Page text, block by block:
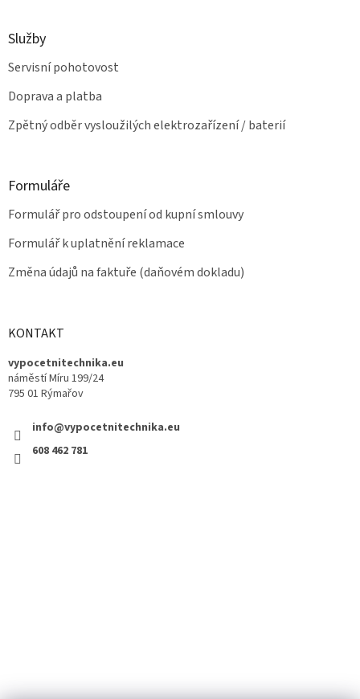
Služby
Servisní pohotovost
Doprava a platba
Zpětný odběr vysloužilých elektrozařízení / baterií
Formuláře
Formulář pro odstoupení od kupní smlouvy
Formulář k uplatnění reklamace
Změna údajů na faktuře (daňovém dokladu)
KONTAKT
vypocetnitechnika.eu
náměstí Míru 199/24
795 01 Rýmařov
info@vypocetnitechnika.eu
608 462 781